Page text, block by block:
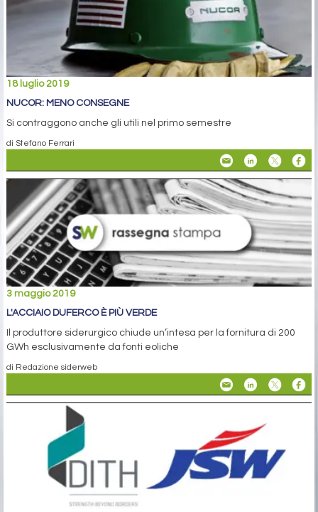
18 luglio 2019
NUCOR: MENO CONSEGNE
Si contraggono anche gli utili nel primo semestre
di Stefano Ferrari
3 maggio 2019
L'ACCIAIO DUFERCO È PIÙ VERDE
Il produttore siderurgico chiude un’intesa per la fornitura di 200
GWh esclusivamente da fonti eoliche
di Redazione siderweb